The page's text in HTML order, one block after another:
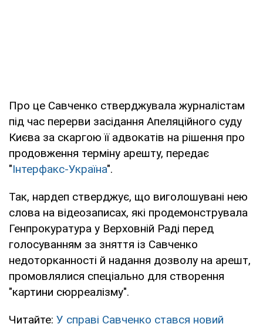
Про це Савченко стверджувала журналістам
під час перерви засідання Апеляційного суду
Києва за скаргою її адвокатів на рішення про
продовження терміну арешту, передає
"Інтерфакс-Україна".
Так, нардеп стверджує, що виголошувані нею
слова на відеозаписах, які продемонструвала
Генпрокуратура у Верховній Раді перед
голосуванням за зняття із Савченко
недоторканності й надання дозволу на арешт,
промовлялися спеціально для створення
"картини сюрреалізму".
Читайте: У справі Савченко стався новий